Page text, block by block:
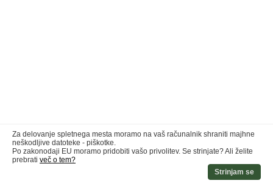
Za delovanje spletnega mesta moramo na vaš računalnik shraniti majhne
neškodljive datoteke - piškotke.
Po zakonodaji EU moramo pridobiti vašo privolitev. Se strinjate? Ali želite
prebrati več o tem?
Strinjam se